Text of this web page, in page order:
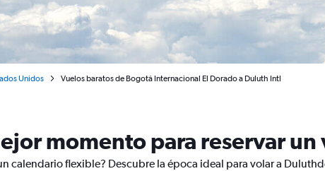
Unidos Vuelos baratos de Bogotá Internacional El Dorado a Duluth Intl
momento para reservar
calendario flexible? Descubre la época ideal para volar a